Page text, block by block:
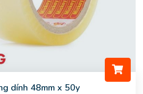
dính 48mm x 50y